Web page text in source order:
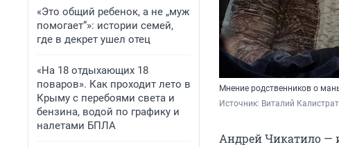
«Это общий ребенок, а не „муж
помогает“»: истории семей,
где в декрет ушел отец
«На 18 отдыхающих 18
поваров». Как проходит лето в
Крыму с перебоями света и
бензина, водой по графику и
налетами БПЛА
Мнение родственников о
Источник: Виталий
Андрей Чикатило —